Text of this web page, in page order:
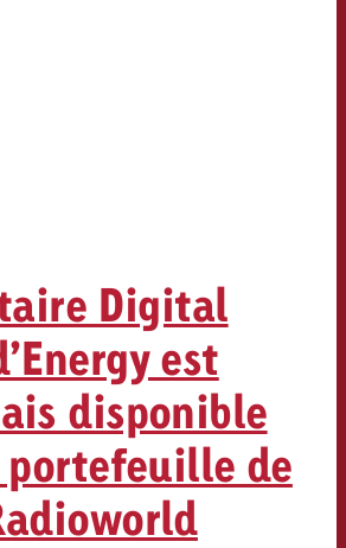
Digital
est
disponible
portefeuille de